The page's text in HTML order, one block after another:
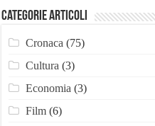
Categorie Articoli
Cronaca (75)
Cultura (3)
Economia (3)
Film(6)